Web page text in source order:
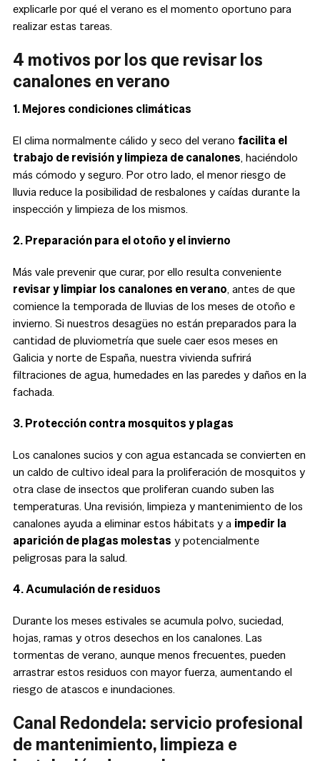
explicarle por qué el verano es el momento oportuno para
realizar estas tareas.
4 motivos por los que revisar los
canalones en verano
1. Mejores condiciones climáticas
El clima normalmente cálido y seco del verano facilita el
trabajo de revisión y limpieza de canalones, haciéndolo
más cómodo y seguro. Por otro lado, el menor riesgo de
lluvia reduce la posibilidad de resbalones y caídas durante la
inspección y limpieza de los mismos.
2. Preparación para el otoño y el invierno
Más vale prevenir que curar, por ello resulta conveniente
revisar y limpiar los canalones en verano, antes de que
comience la temporada de lluvias de los meses de otoño e
invierno. Si nuestros desagües no están preparados para la
cantidad de pluviometría que suele caer esos meses en
Galicia y norte de España, nuestra vivienda sufrirá
filtraciones de agua, humedades en las paredes y daños en la
fachada.
3. Protección contra mosquitos y plagas
Los canalones sucios y con agua estancada se convierten en
un caldo de cultivo ideal para la proliferación de mosquitos y
otra clase de insectos que proliferan cuando suben las
temperaturas. Una revisión, limpieza y mantenimiento de los
canalones ayuda a eliminar estos hábitats y a impedir la
aparición de plagas molestas y potencialmente
peligrosas para la salud.
4. Acumulación de residuos
Durante los meses estivales se acumula polvo, suciedad,
hojas, ramas y otros desechos en los canalones. Las
tormentas de verano, aunque menos frecuentes, pueden
arrastrar estos residuos con mayor fuerza, aumentando el
riesgo de atascos e inundaciones.
Canal Redondela: servicio profesional
de mantenimiento, limpieza e